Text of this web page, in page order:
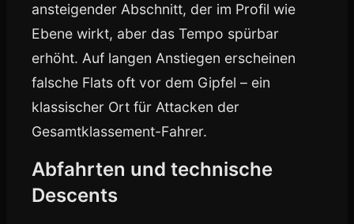
ansteigender Abschnitt, der im Profil wie
Ebene wirkt, aber das Tempo spürbar
erhöht. Auf langen Anstiegen erscheinen
falsche Flats oft vor dem Gipfel – ein
klassischer Ort für Attacken der
Gesamtklassement-Fahrer.
Abfahrten und technische
Descents